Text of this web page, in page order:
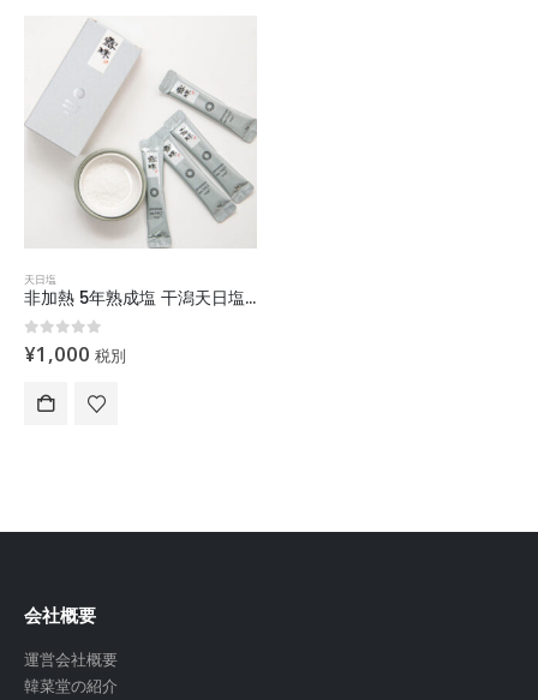
天日塩
非加熱 5年熟成塩 干潟天日塩 (75g) スティック塩1
0out of 5
¥1,000 税別
会社概要
運営会社概要
韓菜堂の紹介